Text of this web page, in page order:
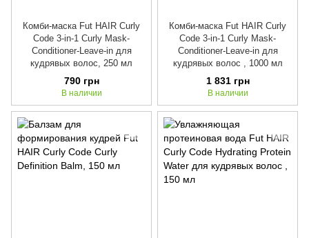
Комби-маска Fut HAIR Curly
Code 3-in-1 Curly Mask-
Conditioner-Leave-in для
кудрявых волос, 250 мл
790 грн
В наличии
Комби-маска Fut HAIR Curly
Code 3-in-1 Curly Mask-
Conditioner-Leave-in для
кудрявых волос , 1000 мл
1 831 грн
В наличии